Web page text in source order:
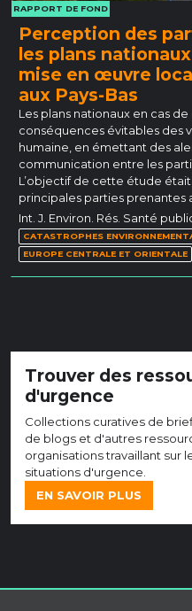
RAPPORT DE FOND
Perception des
les plans
mise en œuvre
aux Pays-Bas
Les plans nationaux en cas
conséquences évitables des
humaine, en émettant des
communication entre les
L’objectif de cette étude
principales parties prenantes
Int. J. Environ. Rés. Santé
CATASTROPHES
EUROPE CENTRALE ET ORIENTALE
Trouver des
d'urgence
Collections curatives de
de blogs et d'autres
organisations travaillant sur
situations d'urgence.
EN SAVOIR PLUS